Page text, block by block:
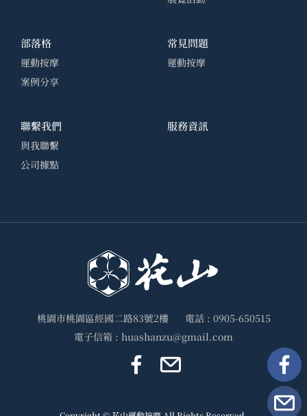
部落格
運動按摩
案例分享
常見問題
運動按摩
聯繫我們
與我聯繫
公司據點
服務資訊
桃園市桃園區經國二路83號2樓 電話 : 0905-650515
電子信箱 : huashanzu@gmail.com